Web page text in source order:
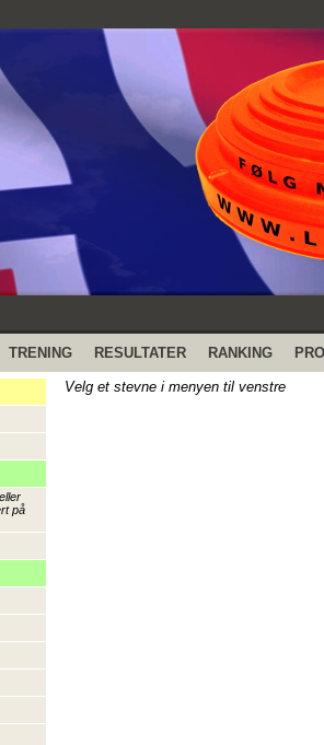
TRENING RESULTATER RANKING
på
Velg et stevne i menyen til venstre